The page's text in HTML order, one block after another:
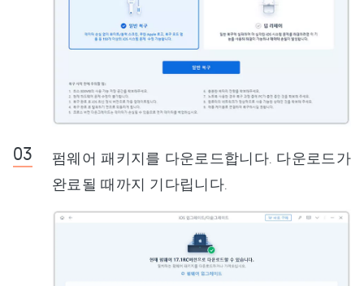
펌웨어 패키지를 다운로드합니다. 다운로드가
완료될 때까지 기다립니다.